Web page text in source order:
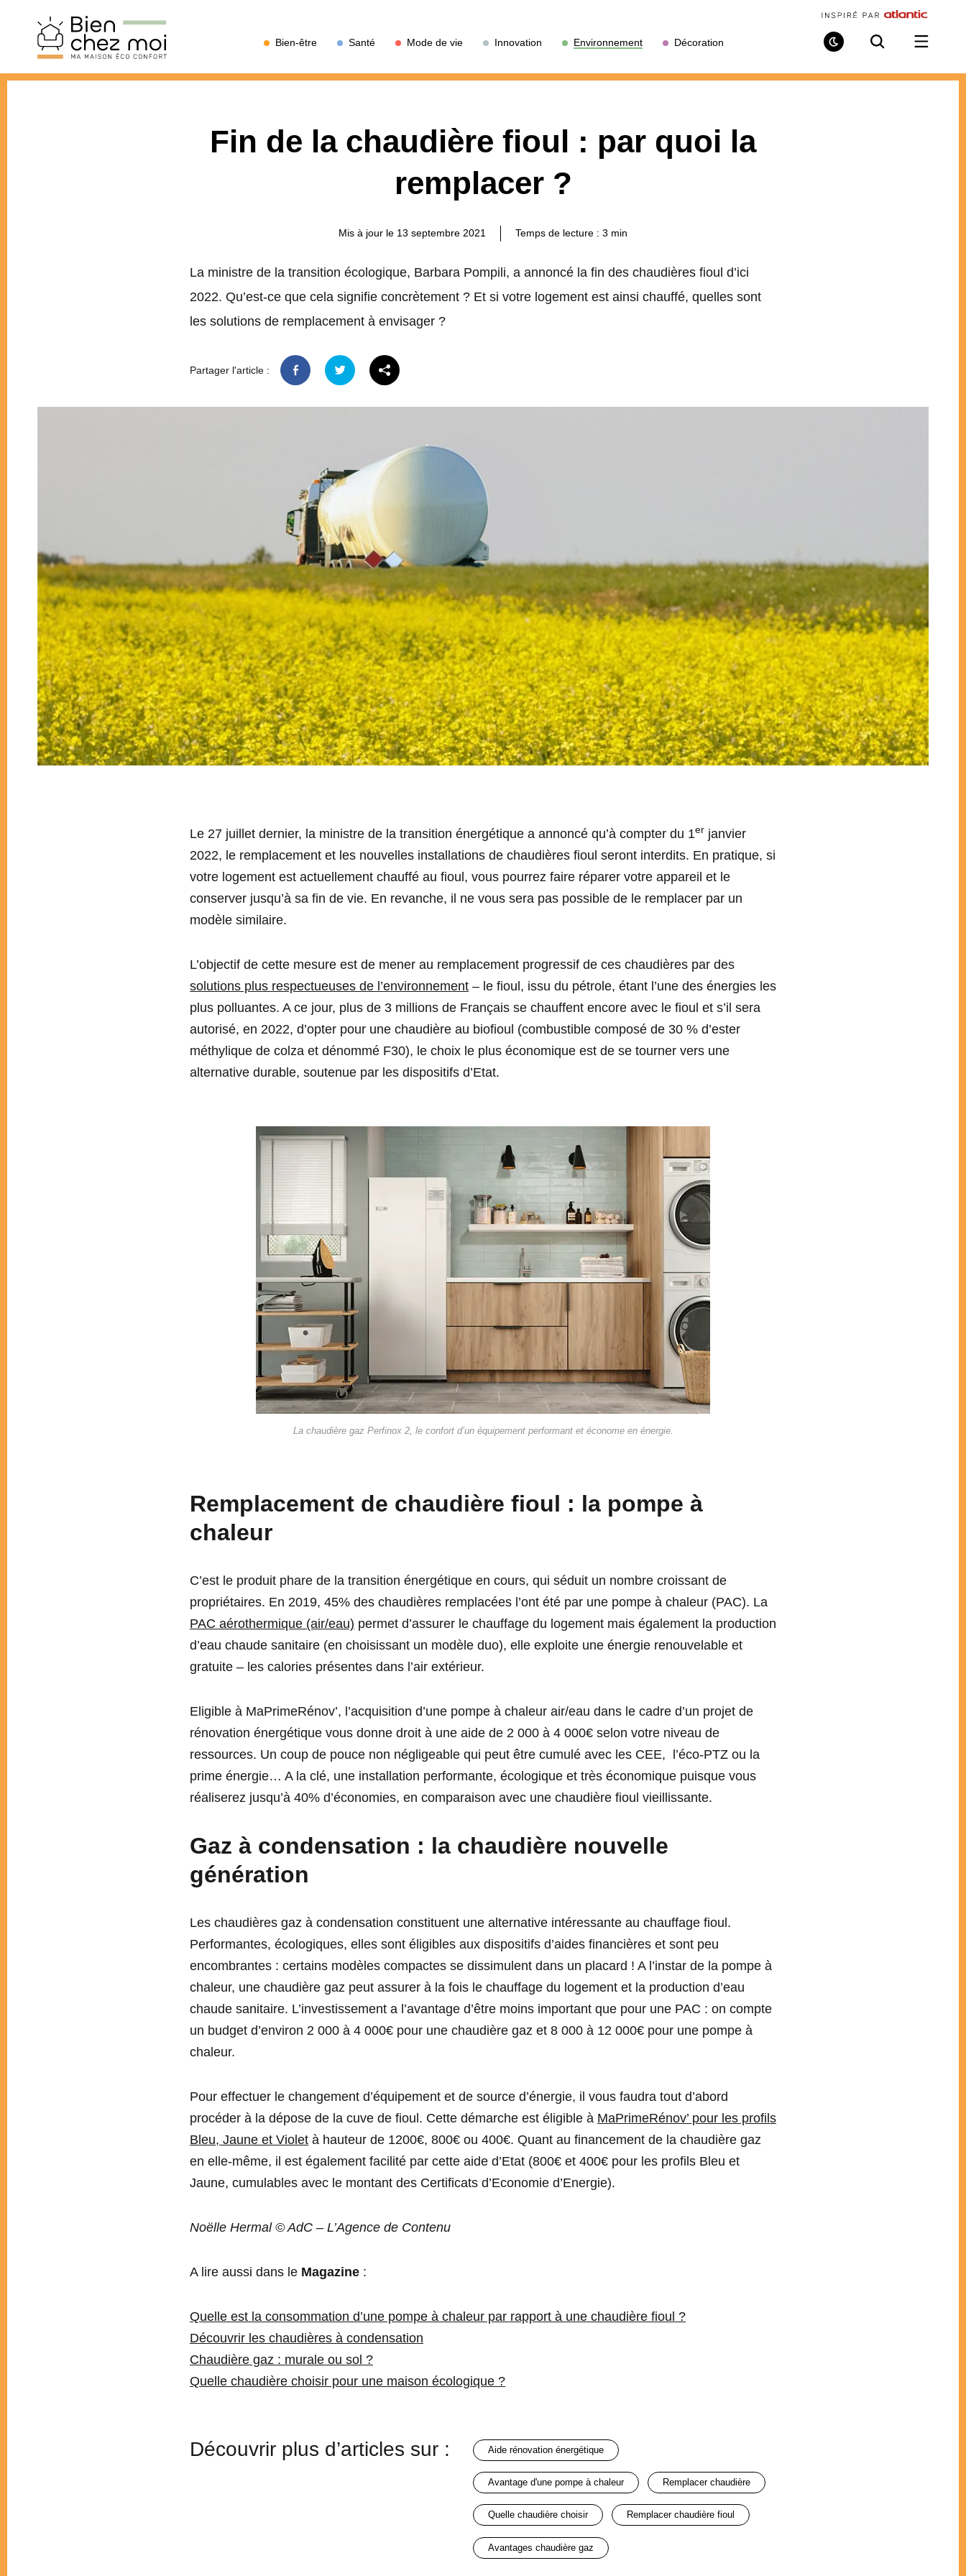
Bien-être Santé Mode de vie Innovation Environnement Décoration
Mode
RechercheOuvrir
le
Fin de la chaudière fioul : par quoi la
remplacer ?
Mis à jour le 13 septembre 2021 Temps de lecture : 3 min
La ministre de la transition écologique, Barbara Pompili, a annoncé la fin des chaudières fioul d’ici
2022. Qu’est-ce que cela signifie concrètement ? Et si votre logement est ainsi chauffé, quelles sont
les solutions de remplacement à envisager ?
Partager l'article :
Le 27 juillet dernier, la ministre de la transition énergétique a annoncé qu’à compter du 1er janvier
2022, le remplacement et les nouvelles installations de chaudières fioul seront interdits. En pratique, si
votre logement est actuellement chauffé au fioul, vous pourrez faire réparer votre appareil et le
conserver jusqu’à sa fin de vie. En revanche, il ne vous sera pas possible de le remplacer par un
modèle similaire.
L’objectif de cette mesure est de mener au remplacement progressif de ces chaudières par des
solutions plus respectueuses de l’environnement – le fioul, issu du pétrole, étant l’une des énergies les
plus polluantes. A ce jour, plus de 3 millions de Français se chauffent encore avec le fioul et s’il sera
autorisé, en 2022, d’opter pour une chaudière au biofioul (combustible composé de 30 % d’ester
méthylique de colza et dénommé F30), le choix le plus économique est de se tourner vers une
alternative durable, soutenue par les dispositifs d’Etat.
La chaudière gaz Perfinox 2, le confort d’un équipement performant et économe en énergie.
Remplacement de chaudière fioul : la pompe à
chaleur
C’est le produit phare de la transition énergétique en cours, qui séduit un nombre croissant de
propriétaires. En 2019, 45% des chaudières remplacées l’ont été par une pompe à chaleur (PAC). La
PAC aérothermique (air/eau) permet d’assurer le chauffage du logement mais également la production
d’eau chaude sanitaire (en choisissant un modèle duo), elle exploite une énergie renouvelable et
gratuite – les calories présentes dans l’air extérieur.
Eligible à MaPrimeRénov’, l’acquisition d’une pompe à chaleur air/eau dans le cadre d’un projet de
rénovation énergétique vous donne droit à une aide de 2 000 à 4 000€ selon votre niveau de
ressources. Un coup de pouce non négligeable qui peut être cumulé avec les CEE, l’éco-PTZ ou la
prime énergie… A la clé, une installation performante, écologique et très économique puisque vous
réaliserez jusqu’à 40% d’économies, en comparaison avec une chaudière fioul vieillissante.
Gaz à condensation : la chaudière nouvelle
génération
Les chaudières gaz à condensation constituent une alternative intéressante au chauffage fioul.
Performantes, écologiques, elles sont éligibles aux dispositifs d’aides financières et sont peu
encombrantes : certains modèles compactes se dissimulent dans un placard ! A l’instar de la pompe à
chaleur, une chaudière gaz peut assurer à la fois le chauffage du logement et la production d’eau
chaude sanitaire. L’investissement a l’avantage d’être moins important que pour une PAC : on compte
un budget d’environ 2 000 à 4 000€ pour une chaudière gaz et 8 000 à 12 000€ pour une pompe à
chaleur.
Pour effectuer le changement d’équipement et de source d’énergie, il vous faudra tout d’abord
procéder à la dépose de la cuve de fioul. Cette démarche est éligible à MaPrimeRénov’ pour les profils
Bleu, Jaune et Violet à hauteur de 1200€, 800€ ou 400€. Quant au financement de la chaudière gaz
en elle-même, il est également facilité par cette aide d’Etat (800€ et 400€ pour les profils Bleu et
Jaune, cumulables avec le montant des Certificats d’Economie d’Energie).
Noëlle Hermal © AdC – L’Agence de Contenu
A lire aussi dans le Magazine :
Quelle est la consommation d’une pompe à chaleur par rapport à une chaudière fioul ?
Découvrir les chaudières à condensation
Chaudière gaz : murale ou sol ?
Quelle chaudière choisir pour une maison écologique ?
Découvrir plus d’articles sur : aide rénovation énergétique
avantage d'une pompe à chaleur remplacer chaudière
quelle chaudière choisir remplacer chaudière fioul
avantages chaudière gaz